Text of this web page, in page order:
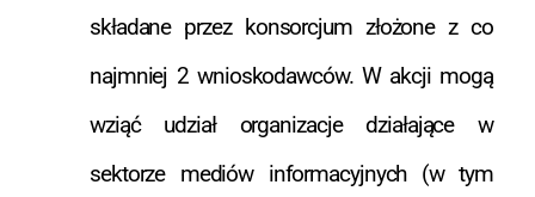
składane przez konsorcjum złożone z co
najmniej 2 wnioskodawców. W akcji mogą
wziąć udział organizacje działające w
sektorze mediów informacyjnych (w tym